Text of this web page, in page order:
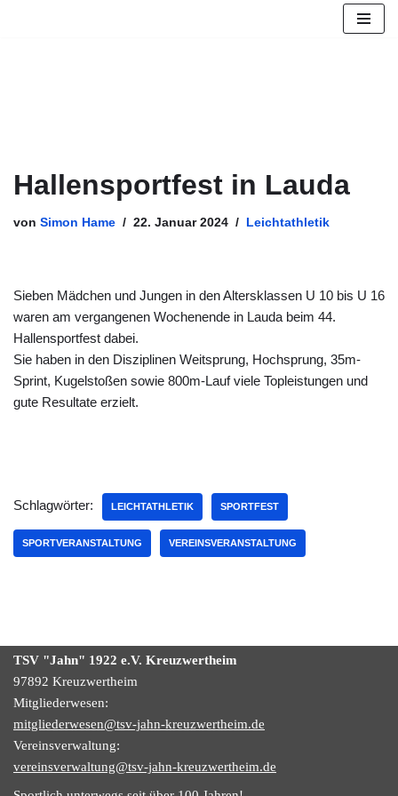
Hallensportfest in Lauda
von Simon Hame 22. Januar 2024 Leichtathletik
Sieben Mädchen und Jungen in den Altersklassen U 10 bis U 16
waren am vergangenen Wochenende in Lauda beim 44.
Hallensportfest dabei.
Sie haben in den Disziplinen Weitsprung, Hochsprung, 35m-
Sprint, Kugelstoßen sowie 800m-Lauf viele Topleistungen und
gute Resultate erzielt.
Schlagwörter: LEICHTATHLETIK SPORTFEST
SPORTVERANSTALTUNG VEREINSVERANSTALTUNG
TSV "Jahn" 1922 e.V. Kreuzwertheim
97892 Kreuzwertheim
Mitgliederwesen:
mitgliederwesen@tsv-jahn-kreuzwertheim.de
Vereinsverwaltung:
vereinsverwaltung@tsv-jahn-kreuzwertheim.de